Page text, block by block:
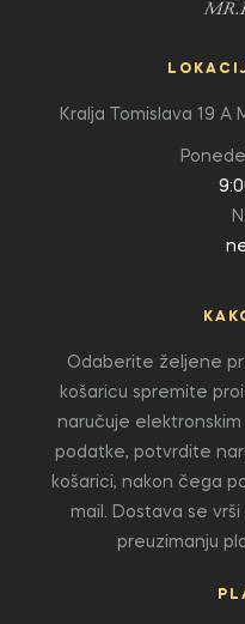
Kralja Tomislava 19 A
Odaberite željene
košaricu spremite
naručuje
podatke, potvrdite
košarici, nakon čega
mail. Dostava se vrši
preuzimanju